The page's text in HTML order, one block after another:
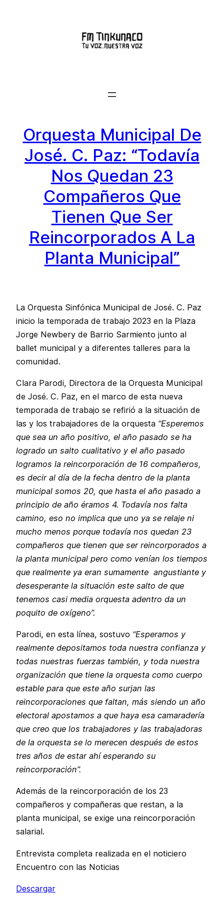
Orquesta Municipal De
José. C. Paz: “Todavía
Nos Quedan 23
Compañeros Que
Tienen Que Ser
Reincorporados A La
Planta Municipal”
La Orquesta Sinfónica Municipal de José. C. Paz
inicio la temporada de trabajo 2023 en la Plaza
Jorge Newbery de Barrio Sarmiento junto al
ballet municipal y a diferentes talleres para la
comunidad.
Clara Parodi, Directora de la Orquesta Municipal
de José. C. Paz, en el marco de esta nueva
temporada de trabajo se refirió a la situación de
las y los trabajadores de la orquesta “Esperemos
que sea un año positivo, el año pasado se ha
logrado un salto cualitativo y el año pasado
logramos la reincorporación de 16 compañeros,
es decir al día de la fecha dentro de la planta
municipal somos 20, que hasta el año pasado a
principio de año éramos 4. Todavía nos falta
camino, eso no implica que uno ya se relaje ni
mucho menos porque todavía nos quedan 23
compañeros que tienen que ser reincorporados a
la planta municipal pero como venían los tiempos
que realmente ya eran sumamente angustiante y
desesperante la situación este salto de que
tenemos casi media orquesta adentro da un
poquito de oxígeno”.
Parodi, en esta línea, sostuvo “Esperamos y
realmente depositamos toda nuestra confianza y
todas nuestras fuerzas también, y toda nuestra
organización que tiene la orquesta como cuerpo
estable para que este año surjan las
reincorporaciones que faltan, más siendo un año
electoral apostamos a que haya esa camaradería
que creo que los trabajadores y las trabajadoras
de la orquesta se lo merecen después de estos
tres años de estar ahí esperando su
reincorporación”.
Además de la reincorporación de los 23
compañeros y compañeras que restan, a la
planta municipal, se exige una reincorporación
salarial.
Entrevista completa realizada en el noticiero
Encuentro con las Noticias
Descargar